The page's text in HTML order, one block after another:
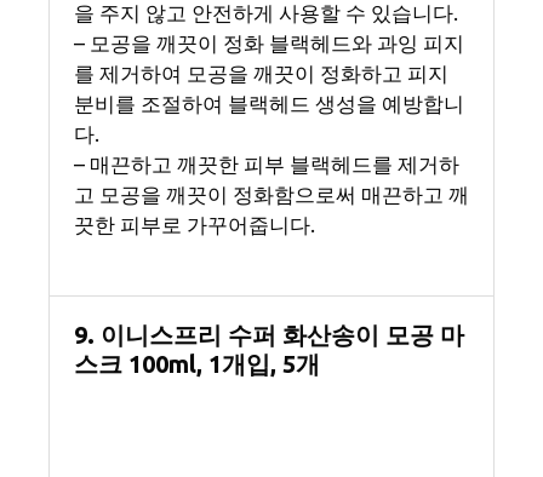
을 주지 않고 안전하게 사용할 수 있습니다.
– 모공을 깨끗이 정화 블랙헤드와 과잉 피지
를 제거하여 모공을 깨끗이 정화하고 피지
분비를 조절하여 블랙헤드 생성을 예방합니
다.
– 매끈하고 깨끗한 피부 블랙헤드를 제거하
고 모공을 깨끗이 정화함으로써 매끈하고 깨
끗한 피부로 가꾸어줍니다.
9. 이니스프리 수퍼 화산송이 모공 마
스크 100ml, 1개입, 5개